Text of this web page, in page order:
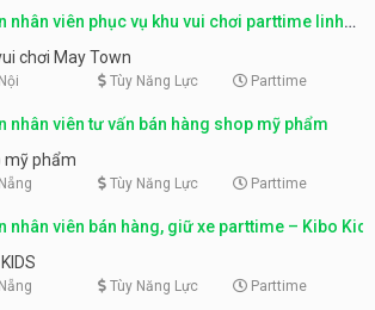
nhân viên phục vụ khu vui chơi parttime linh
chơi May Town
Tùy Năng Lực Parttime
nhân viên tư vấn bán hàng shop mỹ phẩm
mỹ phẩm
Tùy Năng Lực Parttime
nhân viên bán hàng, giữ xe parttime – Kibo Kid
Tùy Năng Lực Parttime